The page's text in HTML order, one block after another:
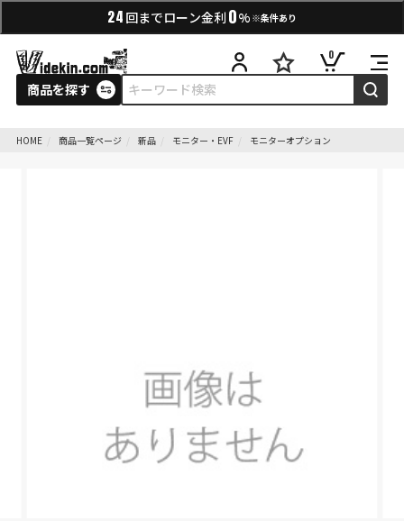
24 回までローン金利 0% ※条件あり
商品を探す
0
HOME 商品一覧ページ 新品 モニター・EVF モニターオプション